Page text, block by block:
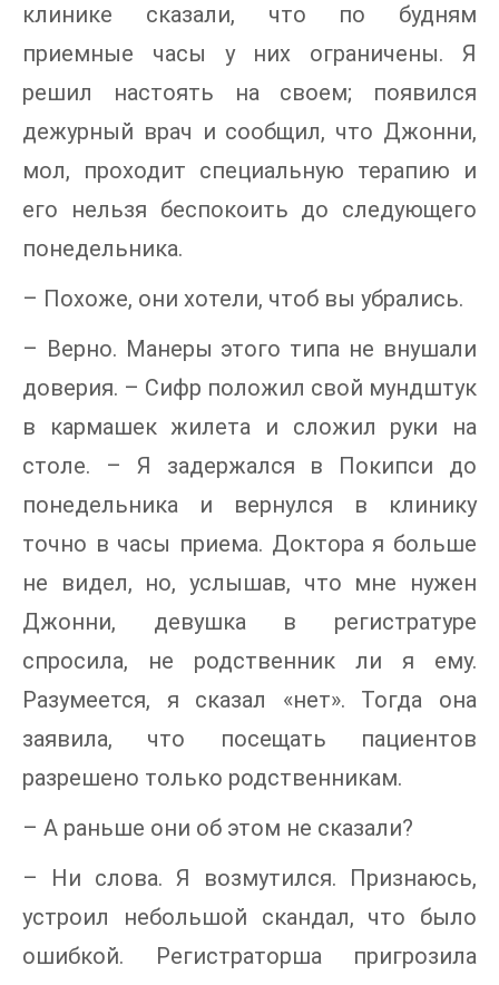
клинике сказали, что по будням
приемные часы у них ограничены. Я
решил настоять на своем; появился
дежурный врач и сообщил, что Джонни,
мол, проходит специальную терапию и
его нельзя беспокоить до следующего
понедельника.
– Похоже, они хотели, чтоб вы убрались.
– Верно. Манеры этого типа не внушали
доверия. – Сифр положил свой мундштук
в кармашек жилета и сложил руки на
столе. – Я задержался в Покипси до
понедельника и вернулся в клинику
точно в часы приема. Доктора я больше
не видел, но, услышав, что мне нужен
Джонни, девушка в регистратуре
спросила, не родственник ли я ему.
Разумеется, я сказал «нет». Тогда она
заявила, что посещать пациентов
разрешено только родственникам.
– А раньше они об этом не сказали?
– Ни слова. Я возмутился. Признаюсь,
устроил небольшой скандал, что было
ошибкой. Регистраторша пригрозила